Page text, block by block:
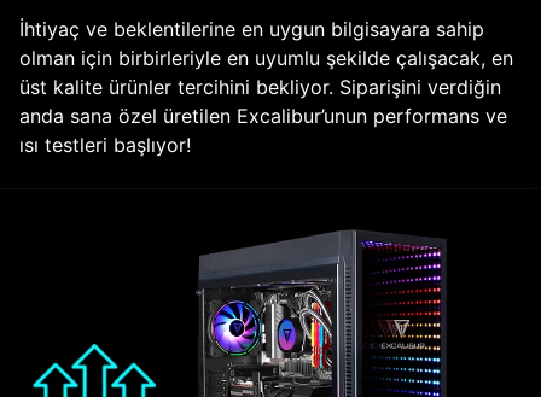
İhtiyaç ve beklentilerine en uygun bilgisayara sahip
olman için birbirleriyle en uyumlu şekilde çalışacak, en
üst kalite ürünler tercihini bekliyor. Siparişini verdiğin
anda sana özel üretilen Excalibur’unun performans ve
ısı testleri başlıyor!